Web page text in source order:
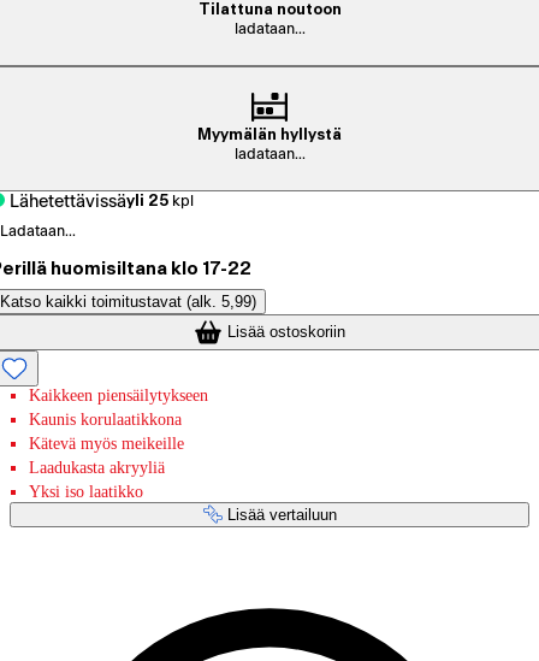
Tilattuna noutoon
ladataan...
Myymälän hyllystä
ladataan...
Lähetettävissäyli 25 kpl
Ladataan...
huomisiltana klo 17-22
Katso kaikki toimitustavat (alk. 5,99)
Lisää ostoskoriin
Kaikkeen piensäilytykseen
Kaunis korulaatikkona
Kätevä myös meikeille
Laadukasta akryyliä
Yksi iso laatikko
Lisää vertailuun